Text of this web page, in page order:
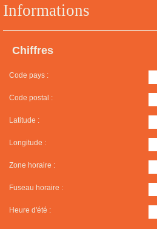
Informations
Chiffres
Code pays :
Code postal :
Latitude :
Longitude :
Zone horaire :
Fuseau horaire :
Heure d'été :